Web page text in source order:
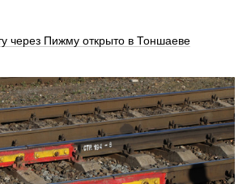
через Пижму открыто в Тоншаеве